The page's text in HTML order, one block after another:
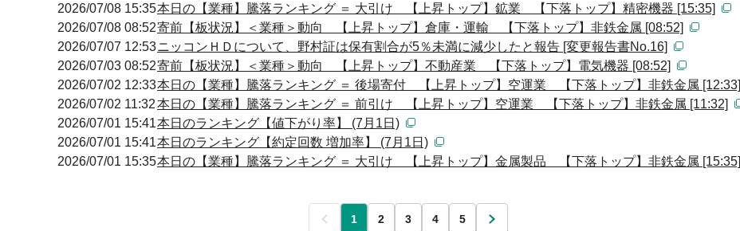
2026/07/08 15:35本日の【業種】騰落ランキング ＝ 大引け 【上昇トップ】鉱業 【下落トップ】精密機器 [15:35]
2026/07/08 08:52寄前【板状況】＜業種＞動向 【上昇トップ】倉庫・運輸 【下落トップ】非鉄金属 [08:52]
2026/07/07 12:53ニッコンＨＤについて、野村証は保有割合が5％未満に減少したと報告 [変更報告書No.16]
2026/07/03 08:52寄前【板状況】＜業種＞動向 【上昇トップ】不動産業 【下落トップ】電気機器 [08:52]
2026/07/02 12:33本日の【業種】騰落ランキング ＝ 後場寄付 【上昇トップ】空運業 【下落トップ】非鉄金属 [12:33]
2026/07/02 11:32本日の【業種】騰落ランキング ＝ 前引け 【上昇トップ】空運業 【下落トップ】非鉄金属 [11:32]
2026/07/01 15:41本日のランキング【値下がり率】 (7月1日)
2026/07/01 15:41本日のランキング【約定回数 増加率】 (7月1日)
2026/07/01 15:35本日の【業種】騰落ランキング ＝ 大引け 【上昇トップ】金属製品 【下落トップ】非鉄金属 [15:35]
前 1 2 3 4 5 次